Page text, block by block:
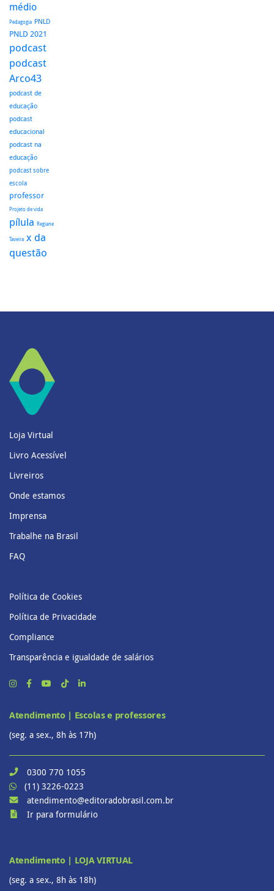
médio
Pedagogia PNLD
PNLD 2021
podcast
podcast
Arco43
podcast de
educação
podcast
educacional
podcast na
educação
podcast sobre
escola
professor
Projeto de vida
pílula Regiane
Taveira x da
questão
Loja Virtual
Livro Acessível
Livreiros
Onde estamos
Imprensa
Trabalhe na Brasil
FAQ
Política de Cookies
Política de Privacidade
Compliance
Transparência e igualdade de salários
Atendimento | Escolas e professores
(seg. a sex., 8h às 17h)
0300 770 1055
(11) 3226-0223
atendimento@editoradobrasil.com.br
Ir para formulário
Atendimento | LOJA VIRTUAL
(seg. a sex., 8h às 18h)